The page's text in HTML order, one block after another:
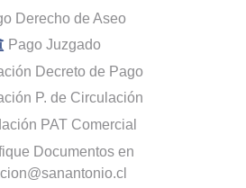
Derecho de Aseo
Pago Juzgado
Decreto de Pago
P. de Circulación
PAT Comercial
Documentos en